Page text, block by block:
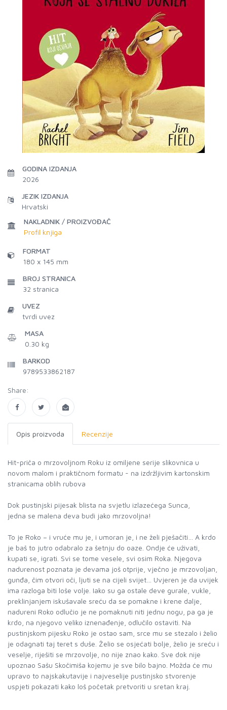
GODINA IZDANJA
2026
JEZIK IZDANJA
Hrvatski
NAKLADNIK / PROIZVOĐAČ
Profil knjiga
FORMAT
180 x 145 mm
BROJ STRANICA
32 stranica
UVEZ
tvrdi uvez
MASA
0.30 kg
BARKOD
9789533862187
Share:
Opis proizvoda Recenzije
Hit-priča o mrzovoljnom Roku iz omiljene serije slikovnica u
novom malom i praktičnom formatu - na izdržljivim kartonskim
stranicama oblih rubova
Dok pustinjski pijesak blista na svjetlu izlazećega Sunca,
jedna se malena deva budi jako mrzovoljna!
To je Roko – i vruće mu je, i umoran je, i ne želi pješačiti… A krdo
je baš to jutro odabralo za šetnju do oaze. Ondje će uživati,
kupati se, igrati. Svi se tome vesele, svi osim Roka. Njegova
nadurenost poznata je devama još otprije, vječno je mrzovoljan,
gunđa, čim otvori oči, ljuti se na cijeli svijet… Uvjeren je da uvijek
ima razloga biti loše volje. Iako su ga ostale deve gurale, vukle,
preklinjanjem iskušavale sreću da se pomakne i krene dalje,
nadureni Roko odlučio je ne pomaknuti niti jednu nogu, pa ga je
krdo, na njegovo veliko iznenađenje, odlučilo ostaviti. Na
pustinjskom pijesku Roko je ostao sam, srce mu se stezalo i želio
je odagnati taj teret s duše. Želio se osjećati bolje, želio je sreću i
veselje, riješiti se mrzovolje, no nije znao kako. Sve dok nije
upoznao Sašu Skočimiša kojemu je sve bilo bajno. Možda će mu
upravo to najskakutavije i najveselije pustinjsko stvorenje
uspjeti pokazati kako loš početak pretvoriti u sretan kraj.